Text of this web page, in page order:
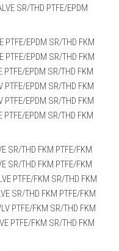
SR/THD PTFE/EPDM
PTFE/EPDM SR/THD FKM
PTFE/EPDM SR/THD FKM
PTFE/EPDM SR/THD FKM
PTFE/EPDM SR/THD FKM
PTFE/EPDM SR/THD FKM
PTFE/EPDM SR/THD FKM
SR/THD FKM PTFE/FKM
SR/THD FKM PTFE/FKM
PTFE/FKM SR/THD FKM
SR/THD FKM PTFE/FKM
PTFE/FKM SR/THD FKM
PTFE/FKM SR/THD FKM